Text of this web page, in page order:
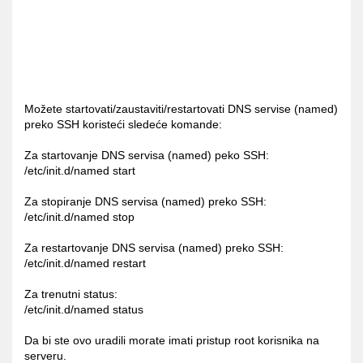
Možete startovati/zaustaviti/restartovati DNS servise (named)
preko SSH koristeći sledeće komande:
Za startovanje DNS servisa (named) peko SSH:
/etc/init.d/named start
Za stopiranje DNS servisa (named) preko SSH:
/etc/init.d/named stop
Za restartovanje DNS servisa (named) preko SSH:
/etc/init.d/named restart
Za trenutni status:
/etc/init.d/named status
Da bi ste ovo uradili morate imati pristup root korisnika na
serveru.